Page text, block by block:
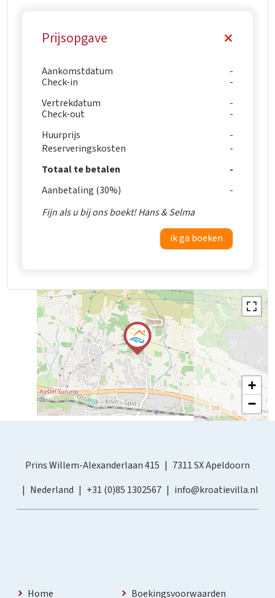
Prijsopgave
Aankomstdatum
Check-in
Vertrekdatum
Check-out
Huurprijs
Reserveringskosten
Totaal te betalen
Aanbetaling (30%)
Fijn als u bij ons boekt! Hans & Selma
ik ga boeken
+
−
Prins Willem-Alexanderlaan 415
7311 SX Apeldoorn
Nederland
+31 (0)85 1302567 info@kroatievilla.nl
Home
Boekingsvoorwaarden